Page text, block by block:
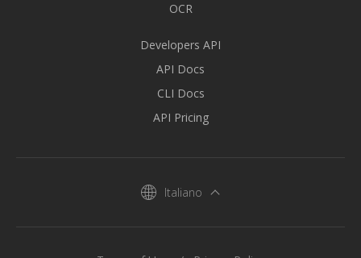
OCR
Developers API
API Docs
CLI Docs
API Pricing
Italiano